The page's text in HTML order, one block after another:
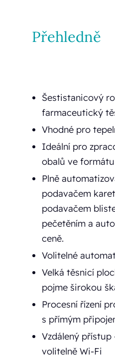
Přehledně
Šestistanicový
farmaceutický
Vhodné pro
Ideální pro
obalů ve
Plně
podavačem
podavačem
pečetěním a
ceně.
Volitelné
Velká těsnicí
pojme širokou
Procesní řízení
s přímým
Vzdálený přístup
volitelně Wi-Fi